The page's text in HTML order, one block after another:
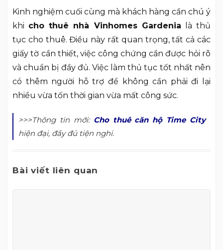
Kinh nghiệm cuối cùng mà khách hàng cần chú ý
khi cho thuê nhà Vinhomes Gardenia là thủ
tục cho thuê. Điều này rất quan trọng, tất cả các
giấy tờ cần thiết, việc công chứng cần được hỏi rõ
và chuẩn bị đầy đủ. Việc làm thủ tục tốt nhất nên
có thêm người hỗ trợ để không cần phải đi lại
nhiều vừa tốn thời gian vừa mất công sức.
>>>Thông tin mới: Cho thuê căn hộ Time City
hiện đại, đầy đủ tiện nghi.
Bài viết liên quan